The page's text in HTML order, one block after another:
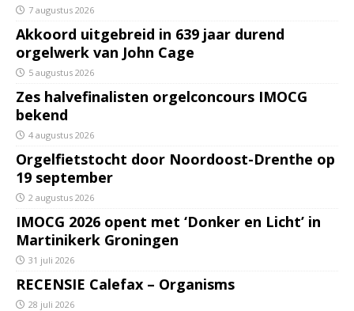
7 augustus 2026
Akkoord uitgebreid in 639 jaar durend
orgelwerk van John Cage
5 augustus 2026
Zes halvefinalisten orgelconcours IMOCG
bekend
4 augustus 2026
Orgelfietstocht door Noordoost-Drenthe op
19 september
2 augustus 2026
IMOCG 2026 opent met ‘Donker en Licht’ in
Martinikerk Groningen
31 juli 2026
RECENSIE Calefax – Organisms
28 juli 2026